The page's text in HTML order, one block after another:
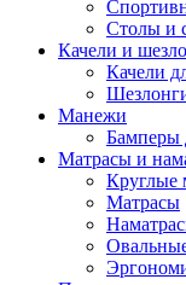
Столы и
Качели и
Качели
Манежи
Бамперы
Матрасы и
Круглые
Матрасы